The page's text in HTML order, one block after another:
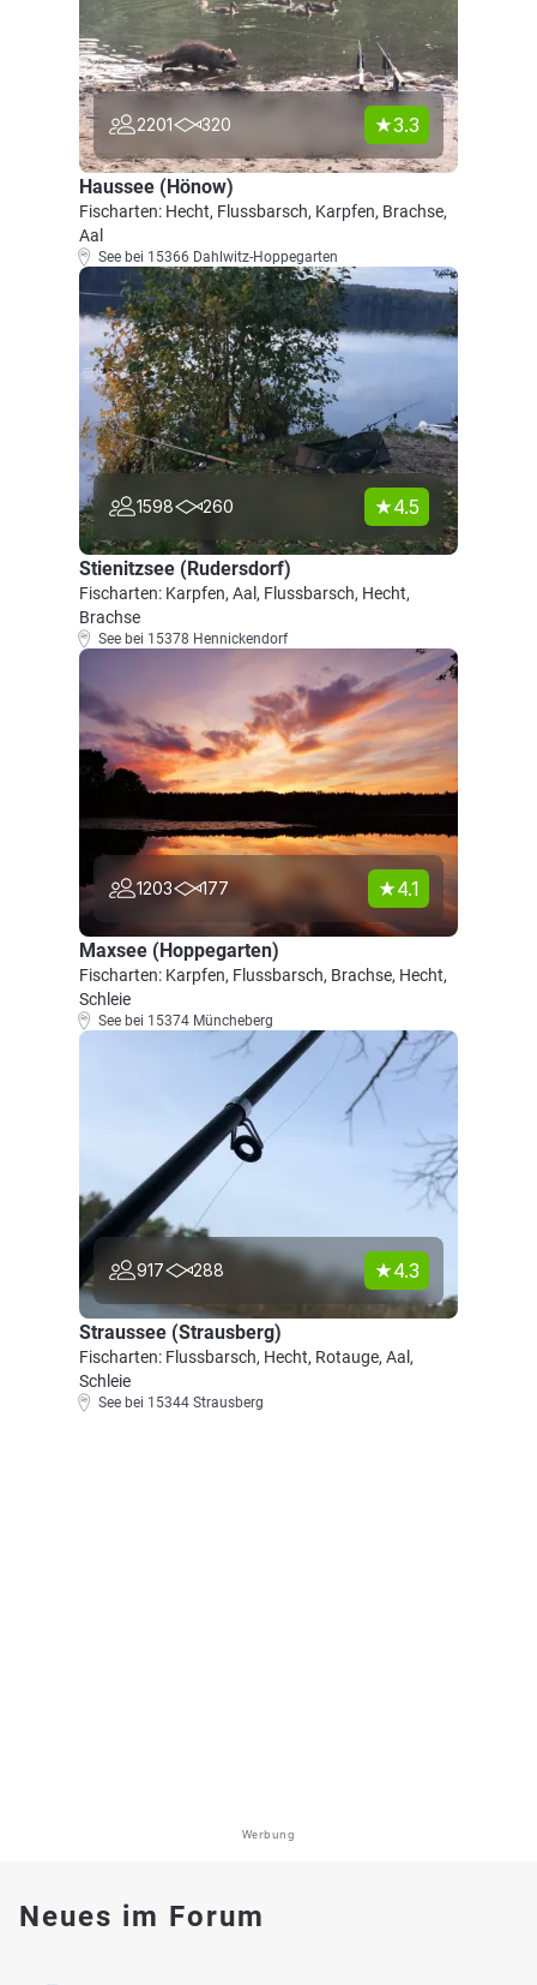
2201 320 3.3
Haussee (Hönow)
Fischarten: Hecht, Flussbarsch, Karpfen, Brachse,
Aal
See bei 15366 Dahlwitz-Hoppegarten
1598 260 4.5
Stienitzsee (Rudersdorf)
Fischarten: Karpfen, Aal, Flussbarsch, Hecht,
Brachse
See bei 15378 Hennickendorf
1203 177 4.1
Maxsee (Hoppegarten)
Fischarten: Karpfen, Flussbarsch, Brachse, Hecht,
Schleie
See bei 15374 Müncheberg
917 288 4.3
Straussee (Strausberg)
Fischarten: Flussbarsch, Hecht, Rotauge, Aal,
Schleie
See bei 15344 Strausberg
Werbung
Neues im Forum